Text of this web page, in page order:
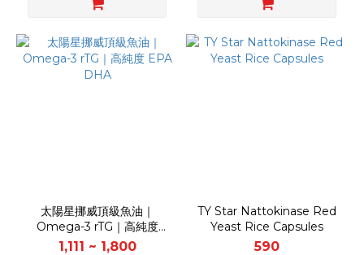
太陽星挪威頂級魚油｜
Omega-3 rTG｜高純度
EPA DHA
1,111 ~ 1,800
TY Star Nattokinase Red
Yeast Rice Capsules
590